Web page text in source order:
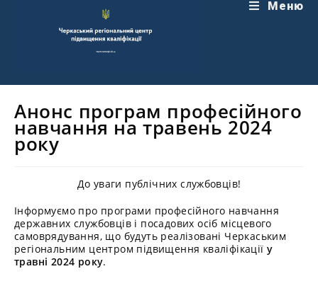
Меню
Анонс програм професійного
навчання на травень 2024
року
До уваги публічних службовців!
Інформуємо про програми професійного навчання
державних службовців і посадових осіб місцевого
самоврядування, що будуть реалізовані Черкаським
регіональним центром підвищення кваліфікації у
травні 2024 року.